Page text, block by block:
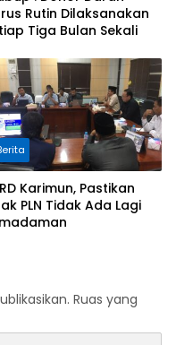
Rutin Dilaksanakan
Tiga Bulan Sekali
Karimun, Pastikan
PLN Tidak Ada Lagi
Ruas yang